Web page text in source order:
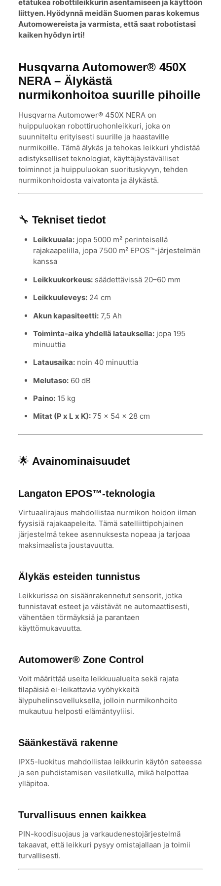
Sopii suurille alueille
– 100 metrin
toimintasäde kattaa
laajat pihat,
etätukea robottileikkurin asentamiseen ja käyttöön
liittyen. Hyödynnä meidän Suomen paras kokemus
Automowereista ja varmista, että saat robotistasi
kaiken hyödyn irti!
Husqvarna Automower® 450X
NERA – Älykästä
nurmikonhoitoa suurille pihoille
Husqvarna Automower® 450X NERA on
huippuluokan robottiruohonleikkuri, joka on
suunniteltu erityisesti suurille ja haastaville
nurmikoille. Tämä älykäs ja tehokas leikkuri yhdistää
edistykselliset teknologiat, käyttäjäystävälliset
toiminnot ja huippuluokan suorituskyvyn, tehden
nurmikonhoidosta vaivatonta ja älykästä.
🔧Tekniset tiedot
Leikkuuala: jopa 5000 m² perinteisellä
rajakaapelilla, jopa 7500 m² EPOS™-järjestelmän
kanssa
Leikkuukorkeus: säädettävissä 20–60 mm
Leikkuuleveys: 24 cm
Akun kapasiteetti: 7,5 Ah
Toiminta-aika yhdellä latauksella: jopa 195
minuuttia
Latausaika: noin 40 minuuttia
Melutaso: 60 dB
Paino: 15 kg
Mitat (P x L x K): 75 x 54 x 28 cm
🌟Avainominaisuudet
Langaton EPOS™-teknologia
Virtuaalirajaus mahdollistaa nurmikon hoidon ilman
fyysisiä rajakaapeleita. Tämä satelliittipohjainen
järjestelmä tekee asennuksesta nopeaa ja tarjoaa
maksimaalista joustavuutta.
Älykäs esteiden tunnistus
Leikkurissa on sisäänrakennetut sensorit, jotka
tunnistavat esteet ja väistävät ne automaattisesti,
vähentäen törmäyksiä ja parantaen
käyttömukavuutta.
Automower® Zone Control
Voit määrittää useita leikkuualueita sekä rajata
tilapäisiä ei-leikattavia vyöhykkeitä
älypuhelinsovelluksella, jolloin nurmikonhoito
mukautuu helposti elämäntyyliisi.
Säänkestävä rakenne
IPX5-luokitus mahdollistaa leikkurin käytön sateessa
ja sen puhdistamisen vesiletkulla, mikä helpottaa
ylläpitoa.
Turvallisuus ennen kaikkea
PIN-koodisuojaus ja varkaudenestojärjestelmä
takaavat, että leikkuri pysyy omistajallaan ja toimii
turvallisesti.